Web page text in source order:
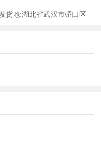
货地:湖北省武汉市硚口区